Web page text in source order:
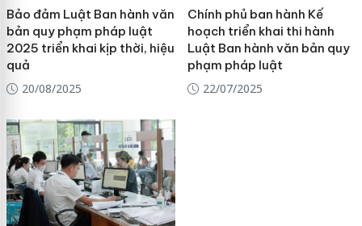
Bảo đảm Luật Ban hành văn
bản quy phạm pháp luật
2025 triển khai kịp thời, hiệu
quả
20/08/2025
Chính phủ ban hành Kế
hoạch triển khai thi hành
Luật Ban hành văn bản quy
phạm pháp luật
22/07/2025